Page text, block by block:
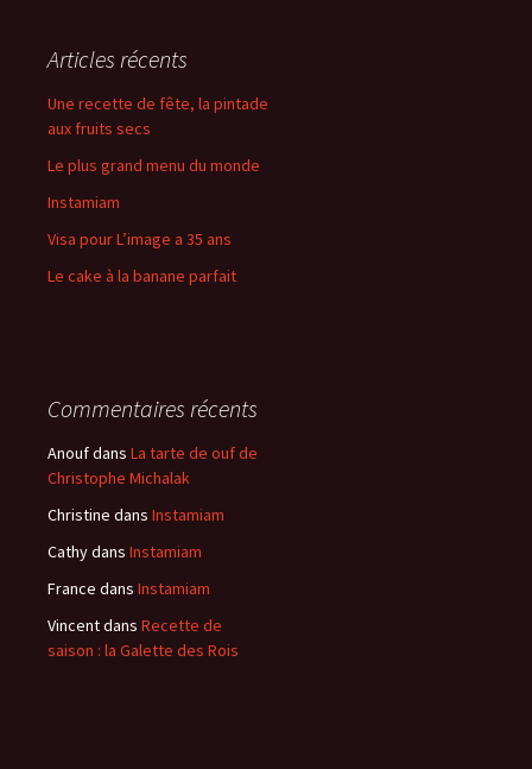
Articles récents
Une recette de fête, la pintade
aux fruits secs
Le plus grand menu du monde
Instamiam
Visa pour L’image a 35 ans
Le cake à la banane parfait
Commentaires récents
Anoufdans La tarte de ouf de
Christophe Michalak
Christine dans Instamiam
Cathydans Instamiam
France dans Instamiam
Vincentdans Recette de
saison : la Galette des Rois